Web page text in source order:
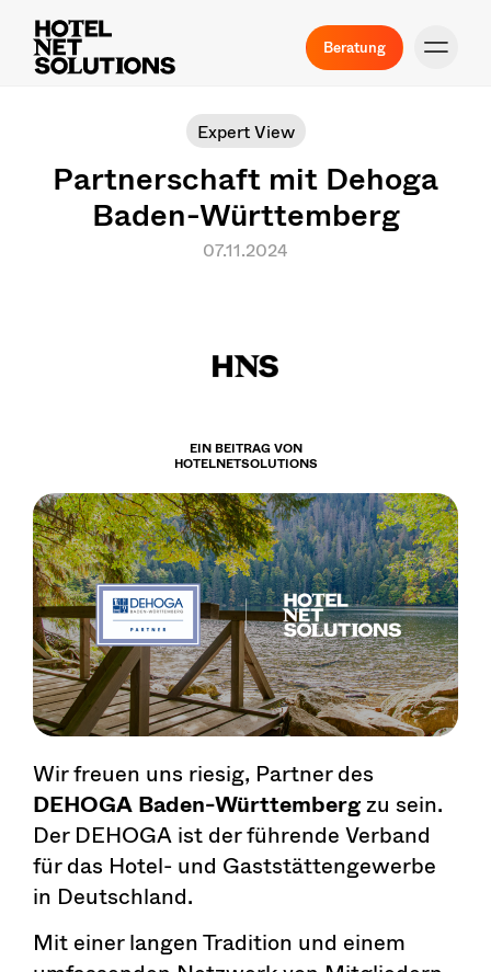
Beratung
Expert View
Partnerschaft mit Dehoga
Baden-Württemberg
07.11.2024
EIN BEITRAG VON
HOTELNETSOLUTIONS
Wir freuen uns riesig, Partner des
DEHOGA Baden-Württembergzu sein.
Der DEHOGA ist der führende Verband
für das Hotel- und Gaststättengewerbe
in Deutschland.
Mit einer langen Tradition und einem